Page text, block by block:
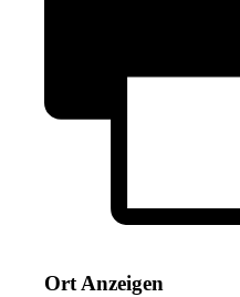
Ort Anzeigen